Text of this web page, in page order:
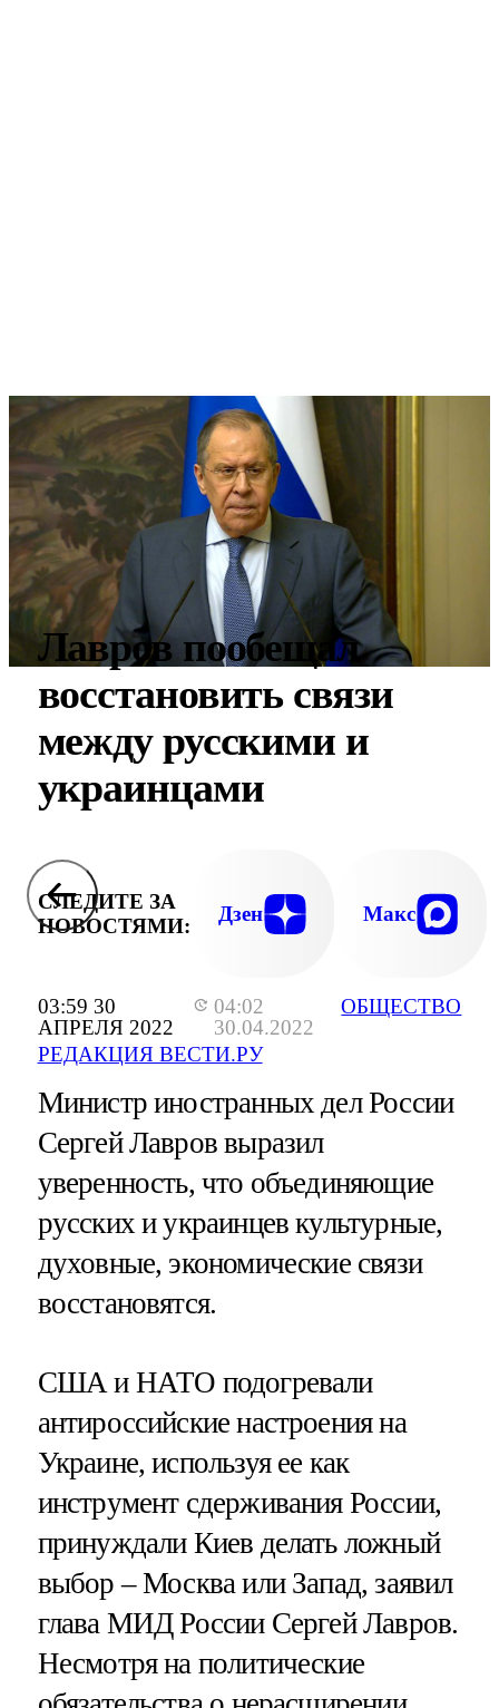
03:59 30
АПРЕЛЯ 2022
04:02
30.04.2022
РЕДАКЦИЯ ВЕСТИ.РУ
ОБЩЕСТВО
Лавров пообещал
восстановить связи
между русскими и
украинцами
СЛЕДИТЕ ЗА
НОВОСТЯМИ:
Дзен Макс
Министр иностранных дел России
Сергей Лавров выразил
уверенность, что объединяющие
русских и украинцев культурные,
духовные, экономические связи
восстановятся.
США и НАТО подогревали
антироссийские настроения на
Украине, используя ее как
инструмент сдерживания России,
принуждали Киев делать ложный
выбор – Москва или Запад, заявил
глава МИД России Сергей Лавров.
Несмотря на политические